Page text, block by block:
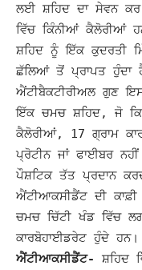
ਲਈ ਸ਼ਹਿਦ ਦਾ ਸੇਵਨ
ਵਿੱਚ ਕਿੰਨੀਆਂ ਕੈਲੋਰੀਆਂ
ਸ਼ਹਿਦ ਨੂੰ ਇੱਕ ਕੁਦਰਤੀ
ਛੱਲਿਆਂ ਤੋਂ ਪ੍ਰਾਪਤ
ਐਂਟੀਬੈਕਟੀਰੀਅਲ ਗੁਣ
ਇੱਕ ਚਮਚ ਸ਼ਹਿਦ, ਜੋ
ਕੈਲੋਰੀਆਂ, 17 ਗ੍ਰਾਮ
ਪ੍ਰੋਟੀਨ ਜਾਂ ਫਾਈਬਰ
ਪੌਸ਼ਟਿਕ ਤੱਤ ਪ੍ਰਦਾਨ
ਐਂਟੀਆਕਸੀਡੈਂਟ ਦੀ
ਚਮਚ ਚਿੱਟੀ ਖੰਡ ਵਿੱਚ
ਕਾਰਬੋਹਾਈਡਰੇਟ ਹੁੰਦੇ ਹਨ।
ਐਂਟੀਆਕਸੀਡੈਂਟ-
ਸ਼ਹਿਦ